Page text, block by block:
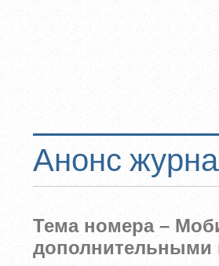
Анонс
Тема номера –
дополнительными